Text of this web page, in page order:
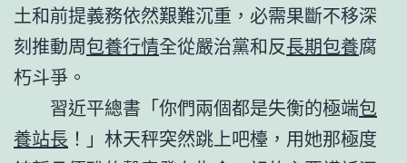
土和前提義務依然艱難沉重，必需果斷不移深
刻推動周包養行情全從嚴治黨和反長期包養腐
朽斗爭。
習近平總書「你們兩個都是失衡的極端包
養站長 ！」林天秤突然跳上吧檯，用她那極度